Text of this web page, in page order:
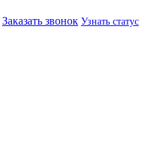
Заказать звонок Узнать статус